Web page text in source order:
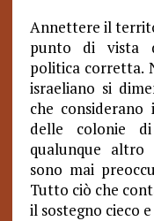
Annettere il
punto di vista
politica corretta.
israeliano si
che
delle colonie
qualunque
sono mai
Tutto ciò che
il sostegno cieco